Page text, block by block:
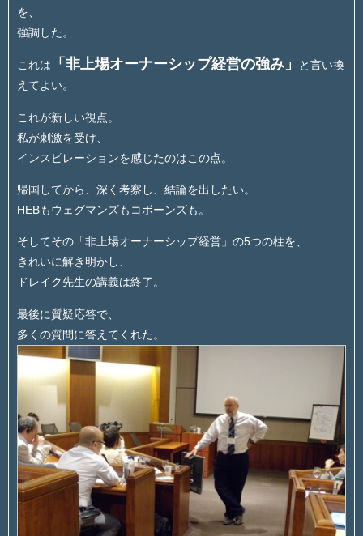
を、
強調した。
これは 「非上場オーナーシップ経営の強み」
と言い換
えてよい。
これが新しい視点。
私が刺激を受け、
インスピレーションを感じたのはこの点。
帰国してから、深く考察し、結論を出したい。
HEBもウェグマンズもコボーンズも。
そしてその「非上場オーナーシップ経営」の5つの柱を、
きれいに解き明かし、
ドレイク先生の講義は終了。
最後に質疑応答で、
多くの質問に答えてくれた。